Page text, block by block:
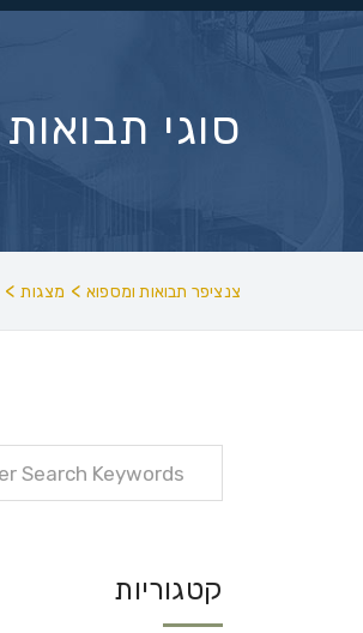
סוגי תבואות
צנציפר תבואות ומספוא > מצגות>
קטגוריות